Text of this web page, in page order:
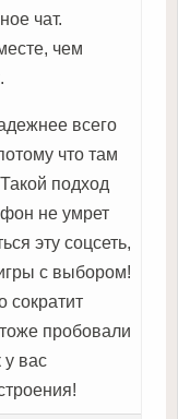
чат.
чем
всего
что там
подход
не умрет
эту соцсеть,
с выбором!
сократит
пробовали
у вас